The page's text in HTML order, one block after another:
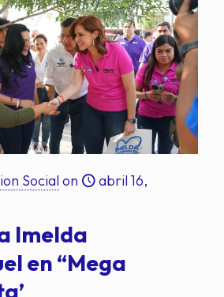
Social on
abril 16,
Imelda
en “Mega